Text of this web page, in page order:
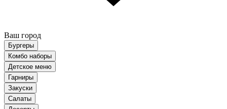
Ваш город
Бургеры
Комбо наборы
Детское меню
Гарниры
Закуски
Салаты